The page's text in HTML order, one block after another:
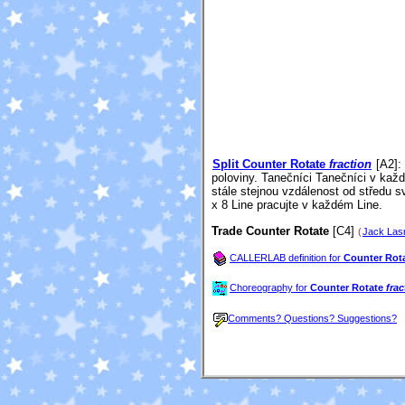
Split Counter Rotate fraction [A2] :
poloviny. Tanečníci Tanečníci v
stále stejnou vzdálenost od středu
x 8 Line pracujte v každém Line.
Trade Counter Rotate [C4] (Jack
CALLERLAB definition for Counter
Choreography for Counter Rotate
Comments? Questions? Suggestions?